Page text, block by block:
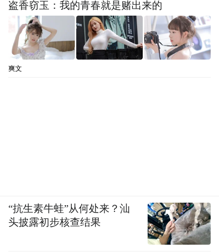
盗香窃玉：我的青春就是赌出来的
爽文
“抗生素牛蛙”从何处来？汕
头披露初步核查结果